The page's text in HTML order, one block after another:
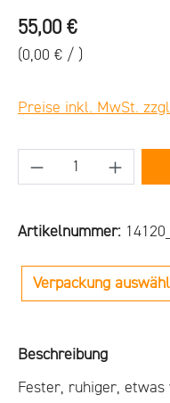
Regulärer Preis:
55,00 €
(0,00 € / )
Preise inkl. MwSt.
Produkt Anzahl:
Artikelnummer:
Verpackung
Beschreibung
Fester, ruhiger,